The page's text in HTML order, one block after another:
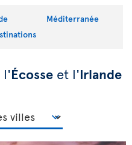
Méditerranée
l'Écosse et l'Irlande